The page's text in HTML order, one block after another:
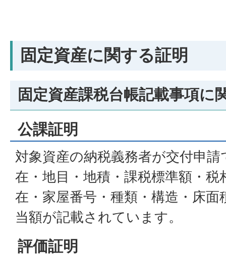
固定資産に関する証明
固定資産課税台帳記載事項に
公課証明
対象資産の納税義務者が交付申
在・地目・地積・課税標準額・税
在・家屋番号・種類・構造・床面
当額が記載されています。
評価証明